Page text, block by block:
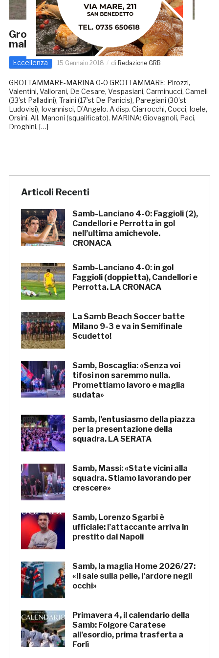
Grottammare, un pareggio che non fa
male: 0-0 col Marina
Eccellenza 15 Gennaio 2018 di Redazione GRB
GROTTAMMARE-MARINA 0-0 GROTTAMMARE: Pirozzi,
Valentini, Vallorani, De Cesare, Vespasiani, Carminucci, Cameli
(33’st Palladini), Traini (17’st De Panicis), Paregiani (30’st
Ludovisi), Iovannisci, D’Angelo. A disp. Ciarrocchi, Cocci, Ioele,
Orsini. All. Manoni (squalificato). MARINA: Giovagnoli, Paci,
Droghini, […]
Articoli Recenti
Samb-Lanciano 4-0: Faggioli (2),
Candellori e Perrotta in gol
nell’ultima amichevole.
CRONACA
Samb-Lanciano 4-0: in gol
Faggioli (doppietta), Candellori e
Perrotta. LA CRONACA
La Samb Beach Soccer batte
Milano 9-3 e va in Semifinale
Scudetto!
Samb, Boscaglia: «Senza voi
tifosi non saremmo nulla.
Promettiamo lavoro e maglia
sudata»
Samb, l’entusiasmo della piazza
per la presentazione della
squadra. LA SERATA
Samb, Massi: «State vicini alla
squadra. Stiamo lavorando per
crescere»
Samb, Lorenzo Sgarbi è
ufficiale: l’attaccante arriva in
prestito dal Napoli
Samb, la maglia Home 2026/27:
«Il sale sulla pelle, l’ardore negli
occhi»
Primavera 4, il calendario della
Samb: Folgore Caratese
all’esordio, prima trasferta a
Forlì